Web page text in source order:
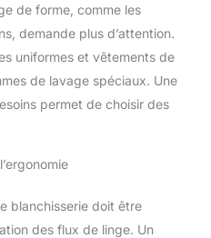
de forme, comme les
demande plus d’attention.
uniformes et vêtements de
de lavage spéciaux. Une
permet de choisir des
blanchisserie doit être
des flux de linge. Un